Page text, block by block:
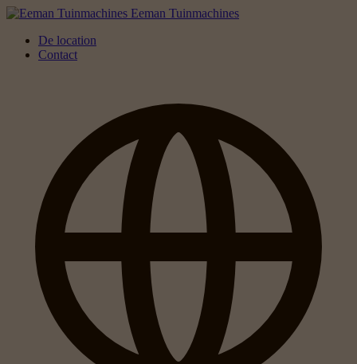
Eeman Tuinmachines
De location
Contact